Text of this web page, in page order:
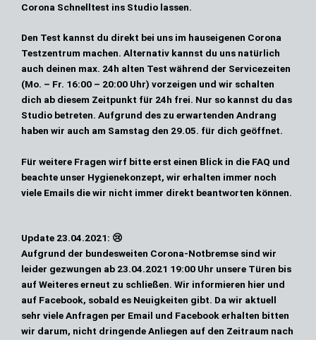
Corona Schnelltest ins Studio lassen.
Den Test kannst du direkt bei uns im hauseigenen Corona
Testzentrum machen. Alternativ kannst du uns natürlich
auch deinen max. 24h alten Test während der Servicezeiten
(Mo. – Fr. 16:00 – 20:00 Uhr) vorzeigen und wir schalten
dich ab diesem Zeitpunkt für 24h frei. Nur so kannst du das
Studio betreten. Aufgrund des zu erwartenden Andrang
haben wir auch am Samstag den 29.05. für dich geöffnet.
Für weitere Fragen wirf bitte erst einen Blick in die FAQ und
beachte unser Hygienekonzept, wir erhalten immer noch
viele Emails die wir nicht immer direkt beantworten können.
Update 23.04.2021: 😢
Aufgrund der bundesweiten Corona-Notbremse sind wir
leider gezwungen ab 23.04.2021 19:00 Uhr unsere Türen bis
auf Weiteres erneut zu schließen. Wir informieren hier und
auf Facebook, sobald es Neuigkeiten gibt. Da wir aktuell
sehr viele Anfragen per Email und Facebook erhalten bitten
wir darum, nicht dringende Anliegen auf den Zeitraum nach